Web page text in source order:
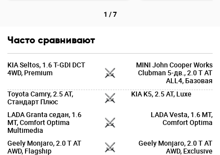
1 /7
Часто сравнивают
KIA Seltos, 1.6 T-GDI DCT
4WD, Premium
MINI John Cooper Works
Clubman 5-дв., 2.0 T AT
ALL4, Базовая
Toyota Camry, 2.5 AT,
Стандарт Плюс
KIA K5, 2.5 AT, Luxe
LADA Granta седан, 1.6
MT, Comfort Optima
Multimedia
LADA Vesta, 1.6 MT,
Comfort Optima
Geely Monjaro, 2.0 T AT
AWD, Flagship
Geely Monjaro, 2.0 T AT
AWD, Exclusive